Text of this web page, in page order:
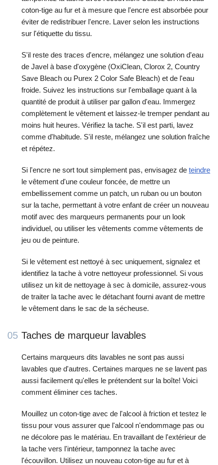
coton-tige au fur et à mesure que l'encre est absorbée pour
éviter de redistribuer l'encre. Laver selon les instructions
sur l'étiquette du tissu.
S'il reste des traces d'encre, mélangez une solution d'eau
de Javel à base d'oxygène (OxiClean, Clorox 2, Country
Save Bleach ou Purex 2 Color Safe Bleach) et de l'eau
froide. Suivez les instructions sur l'emballage quant à la
quantité de produit à utiliser par gallon d'eau. Immergez
complètement le vêtement et laissez-le tremper pendant au
moins huit heures. Vérifiez la tache. S'il est parti, lavez
comme d'habitude. S'il reste, mélangez une solution fraîche
et répétez.
Si l'encre ne sort tout simplement pas, envisagez de teindre
le vêtement d'une couleur foncée, de mettre un
embellissement comme un patch, un ruban ou un bouton
sur la tache, permettant à votre enfant de créer un nouveau
motif avec des marqueurs permanents pour un look
individuel, ou utiliser les vêtements comme vêtements de
jeu ou de peinture.
Si le vêtement est nettoyé à sec uniquement, signalez et
identifiez la tache à votre nettoyeur professionnel. Si vous
utilisez un kit de nettoyage à sec à domicile, assurez-vous
de traiter la tache avec le détachant fourni avant de mettre
le vêtement dans le sac de la sécheuse.
05 Taches de marqueur lavables
Certains marqueurs dits lavables ne sont pas aussi
lavables que d'autres. Certaines marques ne se lavent pas
aussi facilement qu'elles le prétendent sur la boîte! Voici
comment éliminer ces taches.
Mouillez un coton-tige avec de l'alcool à friction et testez le
tissu pour vous assurer que l'alcool n'endommage pas ou
ne décolore pas le matériau. En travaillant de l'extérieur de
la tache vers l'intérieur, tamponnez la tache avec
l'écouvillon. Utilisez un nouveau coton-tige au fur et à